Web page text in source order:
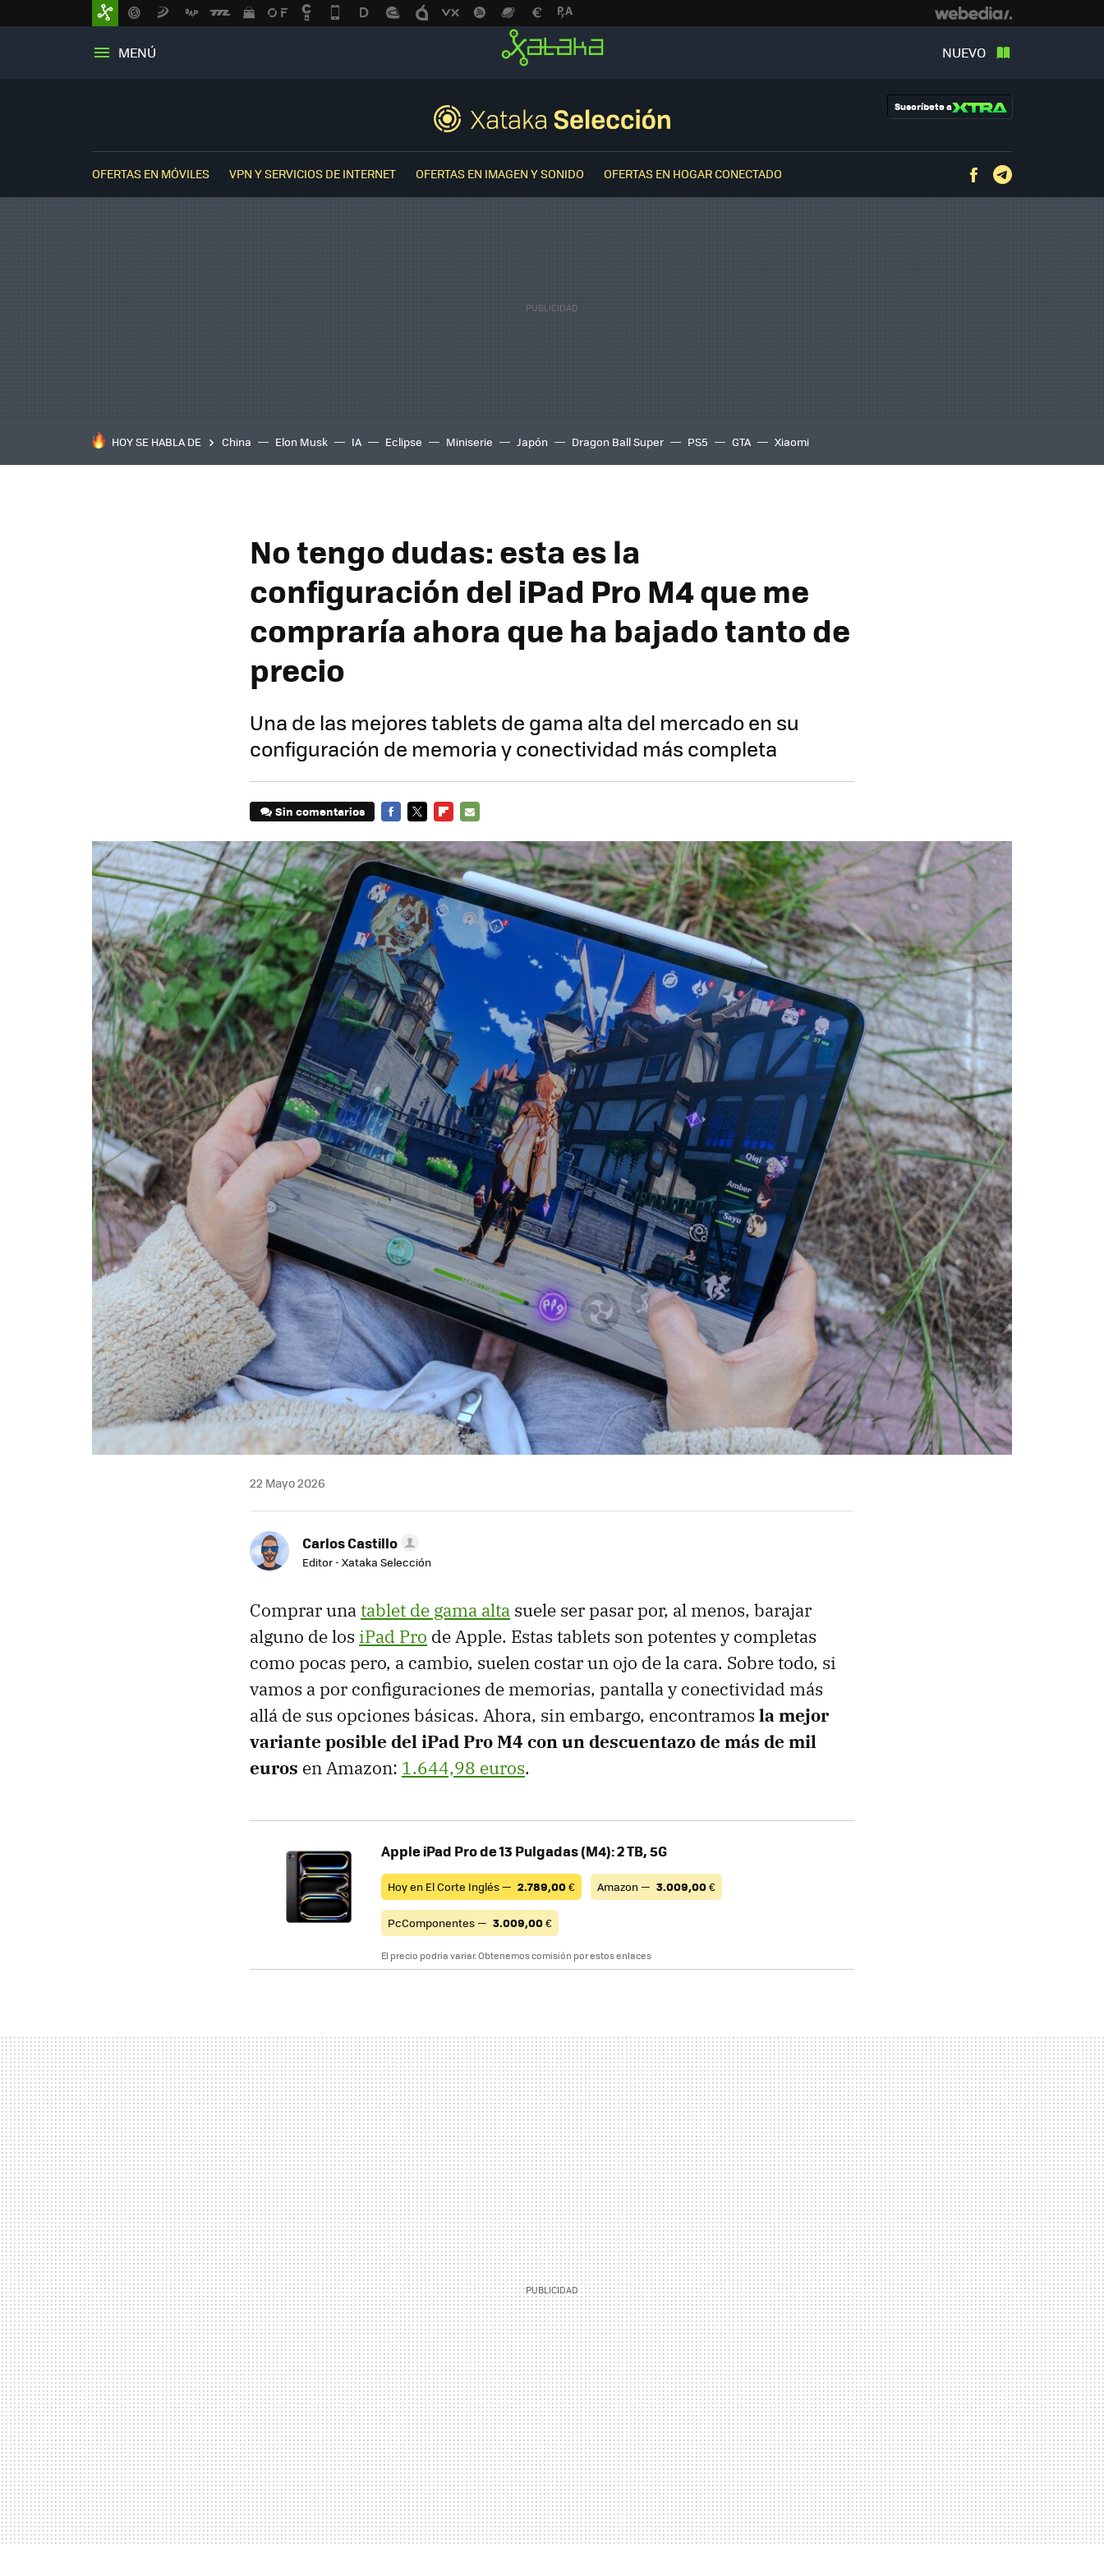
MENÚ NUEVO
Suscríbete a
OFERTAS EN MÓVILES VPN Y SERVICIOS DE INTERNET OFERTAS EN IMAGEN Y SONIDO OFERTAS EN HOGAR CONECTADO Facebook
HOY SE HABLA DE China Elon Musk IA Eclipse Miniserie Japón Dragon Ball Super PS5 GTA Xiaomi
No tengo dudas: esta es la
configuración del iPad Pro M4 que me
compraría ahora que ha bajado tanto de
precio
Una de las mejores tablets de gama alta del mercado en su
configuración de memoria y conectividad más completa
Sin comentarios
MAIL
22 Mayo 2026
Carlos Castillo
Editor - Xataka Selección
Comprar unatablet de gama alta suele ser pasar por, al menos, barajar
alguno de los iPad Pro de Apple. Estas tablets son potentes y completas
como pocas pero, a cambio, suelen costar un ojo de la cara. Sobre todo, si
vamos a por configuraciones de memorias, pantalla y conectividad más
allá de sus opciones básicas. Ahora, sin embargo, encontramos la mejor
variante posible del iPad Pro M4 con un descuentazo de más de mil
euros en Amazon: 1.644,98 euros.
Apple iPad Pro de 13 Pulgadas (M4): 2 TB, 5G
Hoy en El Corte Inglés — 2.789,00€ Amazon — 3.009,00€
PcComponentes — 3.009,00€
El precio podría variar. Obtenemos comisión por estos enlaces